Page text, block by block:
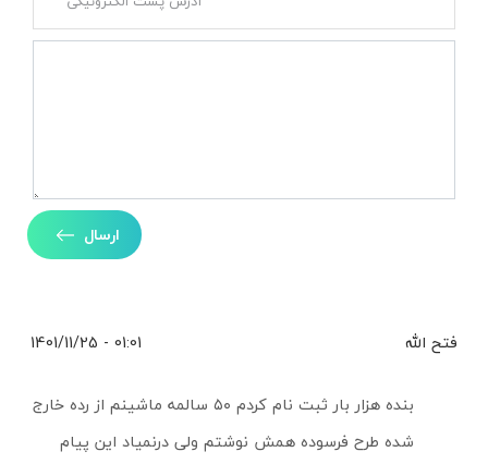
ارسال
فتح الله 01:01 - 1401/11/25
بنده هزار بار ثبت نام کردم ۵۰ سالمه ماشینم از رده خارج
شده طرح فرسوده همش نوشتم ولی درنمیاد این پیام